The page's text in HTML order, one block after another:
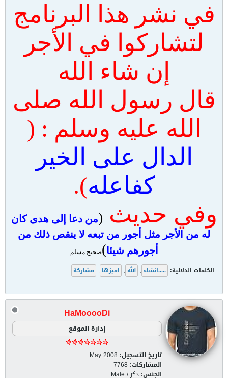
في نشر هذا البرنامج
لتشاركوا في الأجر
إن شاء الله
قال رسول الله صلى
الله عليه وسلم : (
الدال على الخير
كفاعله).
وفي حديث (من دعا إلى هدى كان
له من الأجر مثل أجور من تبعه لا ينقص ذلك من
أجورهم شيئا)صحيح مسلم
الكلمات الدلالية: .....انشاء , الله , اميزها , مشاركة
HaMooooDi
إدارة الموقع
تاريخ التسجيل: May 2008
المشاركات: 7768
الجنس: ذكر / Male